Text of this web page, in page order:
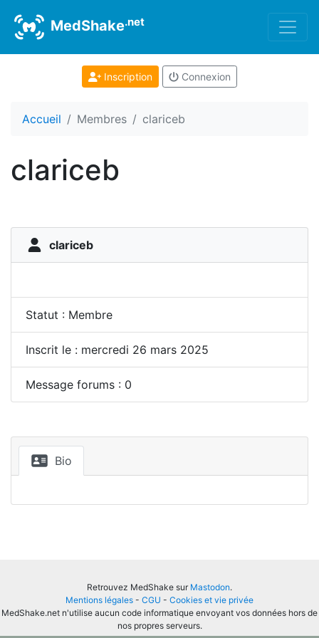
MedShake.net
Inscription Connexion
Accueil Membres clariceb
clariceb
clariceb
Statut : Membre
Inscrit le : mercredi 26 mars 2025
Message forums : 0
Bio
Retrouvez MedShake sur Mastodon.
Mentions légales - CGU - Cookies et vie privée
MedShake.net n'utilise aucun code informatique envoyant vos données hors de
nos propres serveurs.